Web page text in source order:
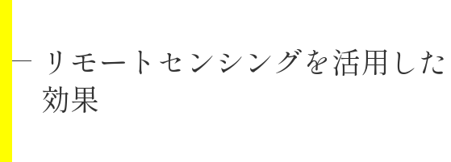
リモートセンシングを活用し
効果